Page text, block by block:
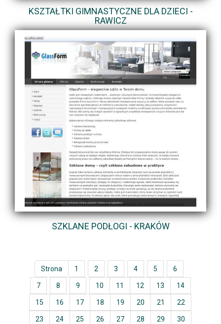
KSZTAŁTKI GIMNASTYCZNE DLA DZIECI -
RAWICZ
SZKLANE PODŁOGI - KRAKÓW
Strona 1 2 3 4 5 6
7 8 9 10 11 12 13 14
15 16 17 18 19 20 21 22
23 24 25 26 27 28 29 30